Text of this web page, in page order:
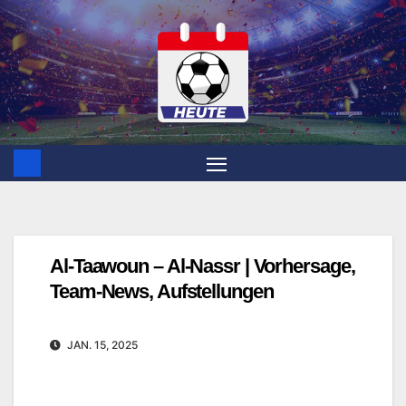
Zum
Inhalt
springen
Al-Taawoun – Al-Nassr | Vorhersage,
Team-News, Aufstellungen
JAN. 15, 2025